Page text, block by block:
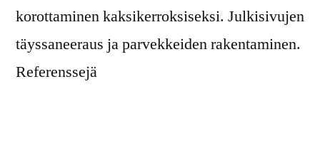
korottaminen kaksikerroksiseksi. Julkisivujen
täyssaneeraus ja parvekkeiden rakentaminen.
Referenssejä